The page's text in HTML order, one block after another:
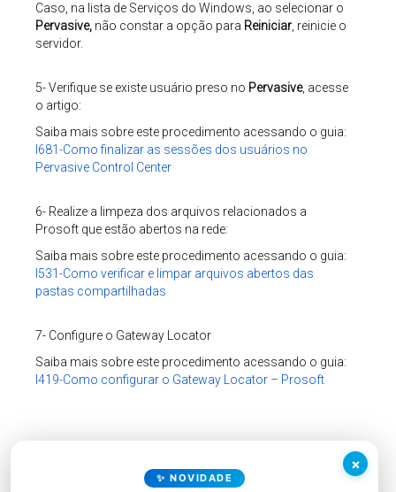
×
✨ NOVIDADE
Caso, na lista de Serviços do Windows, ao selecionar o
Pervasive,não constar a opção para Reiniciar, reinicie o
servidor.
5- Verifique se existe usuário preso no Pervasive, acesse
o artigo:
Saiba mais sobre este procedimento acessando o guia:
I681-Como finalizar as sessões dos usuários no
Pervasive Control Center
6- Realize a limpeza dos arquivos relacionados a
Prosoft que estão abertos na rede:
Saiba mais sobre este procedimento acessando o guia:
I531-Como verificar e limpar arquivos abertos das
pastas compartilhadas
7- Configure o Gateway Locator
Saiba mais sobre este procedimento acessando o guia:
I419-Como configurar o Gateway Locator – Prosoft